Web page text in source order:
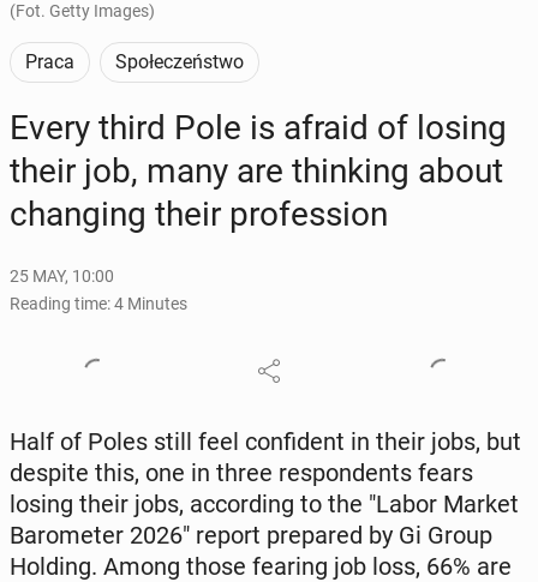
(Fot. Getty Images)
Praca Społeczeństwo
Every third Pole is afraid of losing
their job, many are think­ing about
chang­ing their pro­fes­sion
25 MAY, 10:00
Reading time: 4 Minutes
Half of Poles still feel con­fi­dent in their jobs, but
despite this, one in three re­spon­dents fears
losing their jobs, ac­cord­ing to the "Labor Market
Barom­e­ter 2026" report pre­pared by Gi Group
Holding. Among those fearing job loss, 66% are